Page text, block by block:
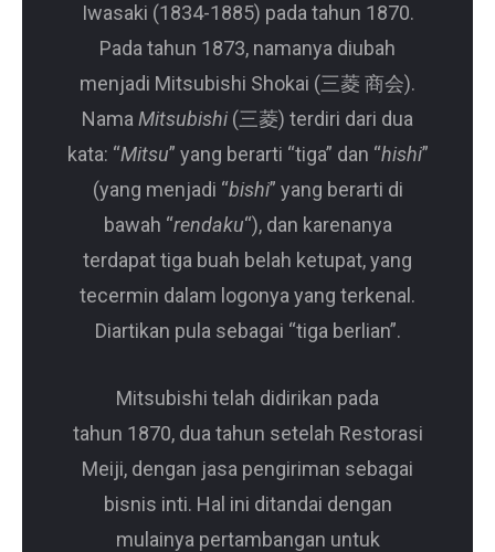
Iwasaki (1834-1885) pada tahun 1870.
Pada tahun 1873, namanya diubah
menjadi Mitsubishi Shokai (三菱 商会).
NamaMitsubishi (三菱) terdiri dari dua
kata: “Mitsu” yang berarti “tiga” dan “hishi”
(yang menjadi “bishi” yang berarti di
bawah “rendaku“), dan karenanya
terdapat tiga buah belah ketupat, yang
tecermin dalam logonya yang terkenal.
Diartikan pula sebagai “tiga berlian”.
Mitsubishi telah didirikan pada
tahun 1870, dua tahun setelah Restorasi
Meiji, dengan jasa pengiriman sebagai
bisnis inti. Hal ini ditandai dengan
mulainya pertambangan untuk